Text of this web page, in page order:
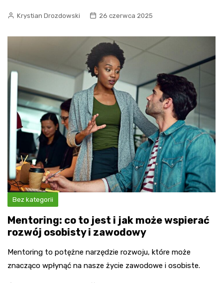
Krystian Drozdowski 26 czerwca 2025
Bez kategorii
Mentoring: co to jest i jak może wspierać
rozwój osobisty i zawodowy
Mentoring to potężne narzędzie rozwoju, które może
znacząco wpłynąć na nasze życie zawodowe i osobiste.